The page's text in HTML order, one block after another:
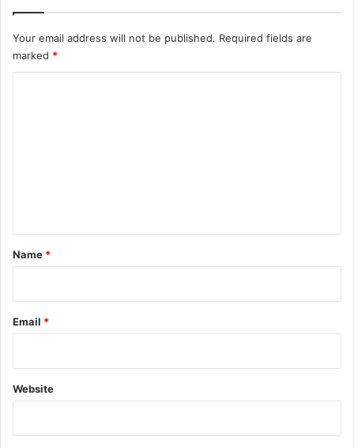
Your email address will not be published. Required fields are
marked *
*
Name *
Email *
Website